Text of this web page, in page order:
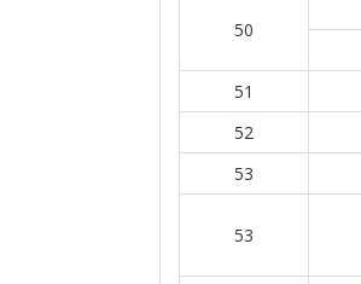
50
51
52
53
53